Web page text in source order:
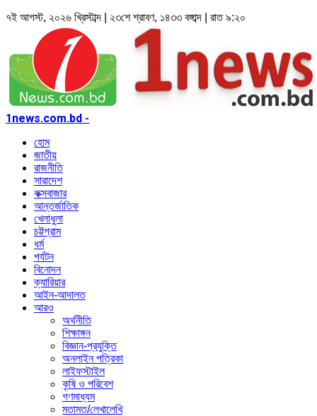
৭ই আগস্ট, ২০২৬ খ্রিস্টাব্দ | ২৩শে শ্রাবণ, ১৪৩৩ বঙ্গাব্দ | রাত ৯:২০
1news.com.bd -
হোম
জাতীয়
রাজনীতি
সারাদেশ
কক্সবাজার
আন্তর্জাতিক
খেলাধুলা
চট্টগ্রাম
ধর্ম
পর্যটন
বিনোদন
ক্যারিয়ার
আইন-আদালত
আরও
অর্থনীতি
শিক্ষাঙ্গন
বিজ্ঞান-প্রযুক্তি
অনলাইন পত্রিকা
লাইফস্টাইল
কৃষি ও পরিবেশ
গণমাধ্যম
মতামত/লেখালেখি